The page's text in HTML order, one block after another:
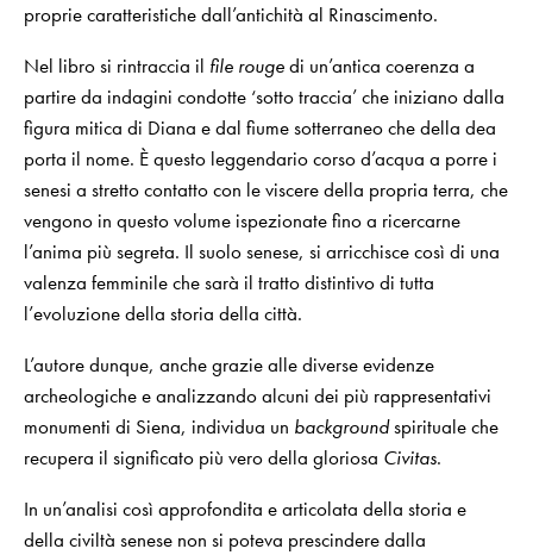
proprie caratteristiche dall’antichità al Rinascimento.
Nel libro si rintraccia il file rougedi un’antica coerenza a
partire da indagini condotte ‘sotto traccia’ che iniziano dalla
figura mitica di Diana e dal fiume sotterraneo che della dea
porta il nome. È questo leggendario corso d’acqua a porre i
senesi a stretto contatto con le viscere della propria terra, che
vengono in questo volume ispezionate fino a ricercarne
l’anima più segreta. Il suolo senese, si arricchisce così di una
valenza femminile che sarà il tratto distintivo di tutta
l’evoluzione della storia della città.
L’autore dunque, anche grazie alle diverse evidenze
archeologiche e analizzando alcuni dei più rappresentativi
monumenti di Siena, individua un backgroundspirituale che
recupera il significato più vero della gloriosa Civitas.
In un’analisi così approfondita e articolata della storia e
della civiltà senese non si poteva prescindere dalla